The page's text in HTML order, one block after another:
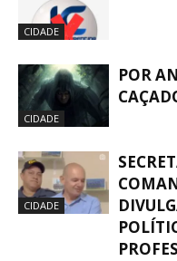
CIDADE
CIDADE
POR
CIDADE